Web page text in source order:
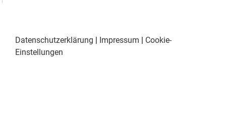
Datenschutzerklärung Impressum
Cookie-
Einstellungen